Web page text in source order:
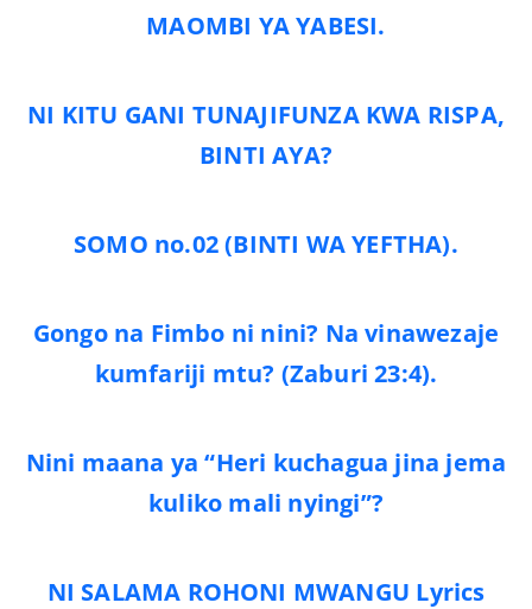
MAOMBI YA YABESI.
NI KITU GANI TUNAJIFUNZA KWA RISPA,
BINTI AYA?
SOMO no.02 (BINTI WA YEFTHA).
Gongo na Fimbo ni nini? Na vinawezaje
kumfariji mtu? (Zaburi 23:4).
Nini maana ya “Heri kuchagua jina jema
kuliko mali nyingi”?
NI SALAMA ROHONI MWANGU Lyrics